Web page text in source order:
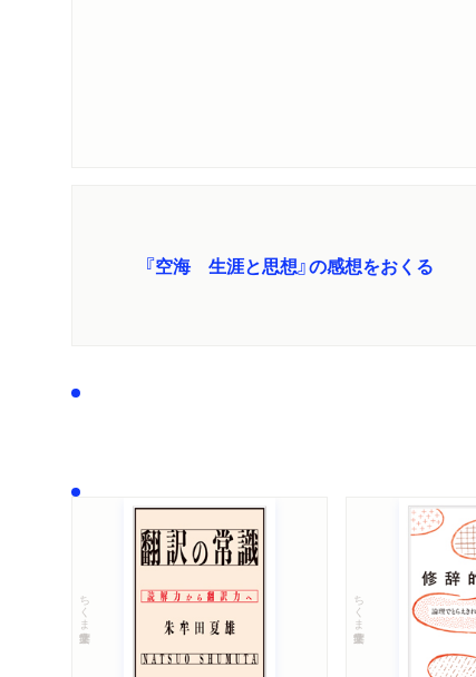
『空海 生涯と思想』の感想をおくる
ちくま学芸文庫 ちくま学芸文庫